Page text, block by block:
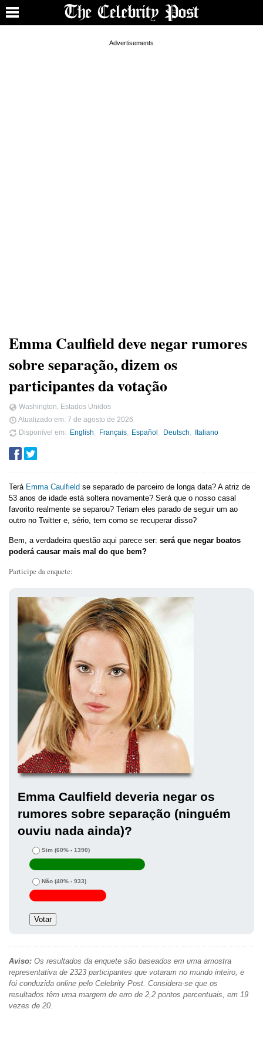
Emma Caulfield deve negar rumores
sobre separação, dizem os
participantes da votação
Washington, Estados Unidos
Atualizado em: 7 de agosto de 2026
Disponível em
English Français Español Deutsch Italiano
Terá Emma Caulfield se separado de parceiro de longa data? A atriz de
53 anos de idade está soltera novamente? Será que o nosso casal
favorito realmente se separou? Teriam eles parado de seguir um ao
outro no Twitter e, sério, tem como se recuperar disso?
Bem, a verdadeira questão aqui parece ser: será que negar boatos
poderá causar mais mal do que bem?
Participe da enquete:
Emma Caulfield deveria negar os
rumores sobre separação (ninguém
ouviu nada ainda)?
Sim (60% - 1390)
Não (40% - 933)
Aviso: Os resultados da enquete são baseados em uma amostra
representativa de 2323 participantes que votaram no mundo inteiro, e
foi conduzida online pelo Celebrity Post. Considera-se que os
resultados têm uma margem de erro de 2,2 pontos percentuais, em 19
vezes de 20.